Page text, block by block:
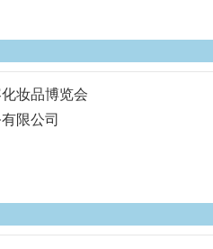
妆品博览会
限公司